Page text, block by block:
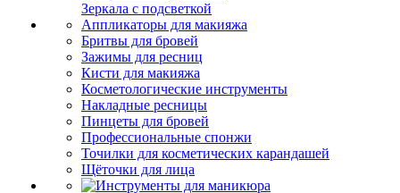
Зеркала с подсветкой
Аппликаторы для макияжа
Бритвы для бровей
Зажимы для ресниц
Кисти для макияжа
Косметологические инструменты
Накладные ресницы
Пинцеты для бровей
Профессиональные спонжи
Точилки для косметических карандашей
Щёточки для лица